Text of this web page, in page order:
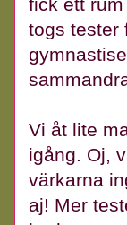
togs tester
Vi åt lite
igång. Oj,
värkarna
aj! Mer